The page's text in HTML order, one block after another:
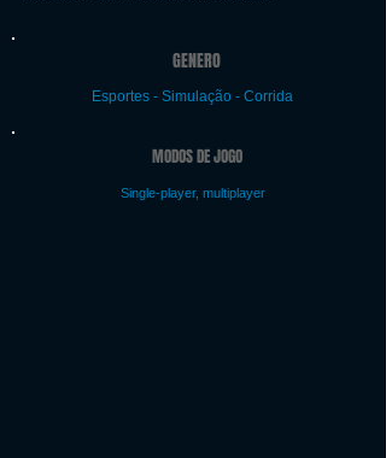
GENERO
Esportes - Simulação - Corrida
MODOS DE JOGO
Single-player, multiplayer